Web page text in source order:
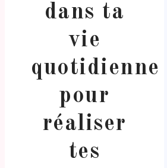
dans ta
vie
quotidienne
pour
réaliser
tes